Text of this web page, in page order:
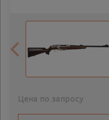
Цена по запросу